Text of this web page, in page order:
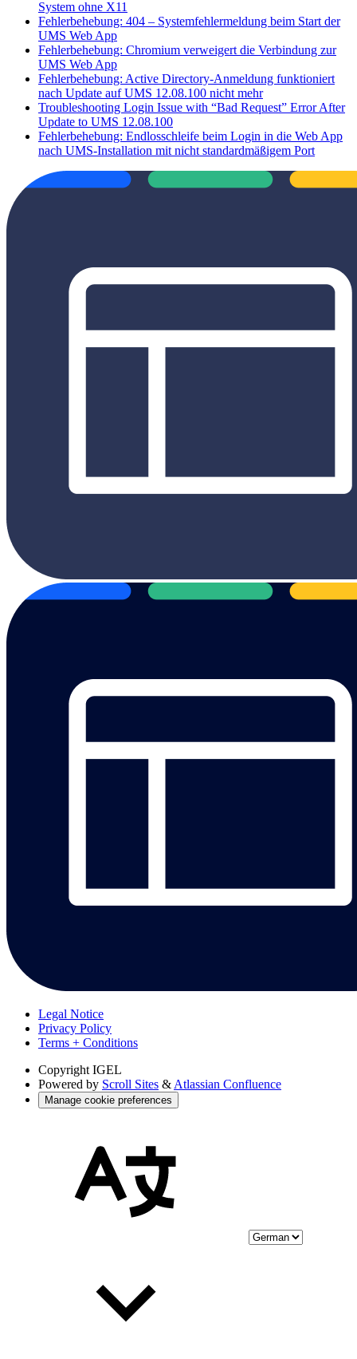
System ohne X11
Fehlerbehebung: 404 – Systemfehlermeldung beim Start der
UMS Web App
Fehlerbehebung: Chromium verweigert die Verbindung zur
UMS Web App
Fehlerbehebung: Active Directory-Anmeldung funktioniert
nach Update auf UMS 12.08.100 nicht mehr
Troubleshooting Login Issue with “Bad Request” Error After
Update to UMS 12.08.100
Fehlerbehebung: Endlosschleife beim Login in die Web App
nach UMS-Installation mit nicht standardmäßigem Port
Legal Notice
Privacy Policy
Terms + Conditions
Copyright IGEL
Powered by Scroll Sites & Atlassian Confluence
Manage cookie preferences